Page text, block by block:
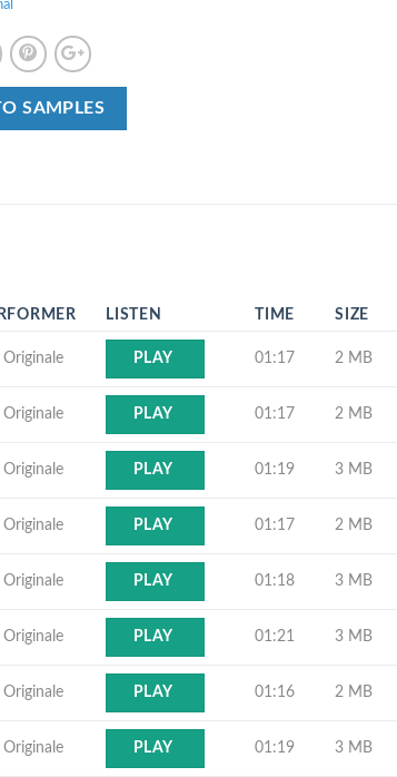
SAMPLES
LISTEN TIME SIZE
Originale PLAY 01:17 2 MB
Originale PLAY 01:17 2 MB
Originale PLAY 01:19 3 MB
Originale PLAY 01:17 2 MB
Originale PLAY 01:18 3 MB
Originale PLAY 01:21 3 MB
Originale PLAY 01:16 2 MB
Originale PLAY 01:19 3 MB